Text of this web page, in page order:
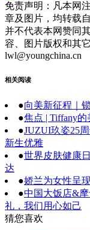
免责声明：凡本网
章及图片，均转载
并不代表本网赞同
容、图片版权和其
lwl@youngchina.cn
相关阅读
●向美新征程｜
●焦点 | Tiffany
●JUZUI玖姿25
新生优雅
●世界皮肤健康
达
●娇兰为女性呈
●中国大饭店&
礼，我们用心如己
猜您喜欢